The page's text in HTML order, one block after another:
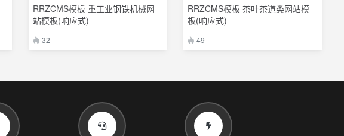
RRZCMS模板 重工业钢铁机械网
站模板(响应式)
32
RRZCMS模板 茶叶茶道类网站模
板(响应式)
49